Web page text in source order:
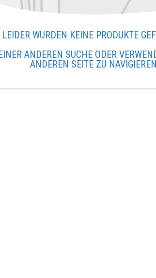
LEIDER WURDEN KEINE PRODUKTE
ANDEREN SUCHE ODER
ANDEREN SEITE ZU